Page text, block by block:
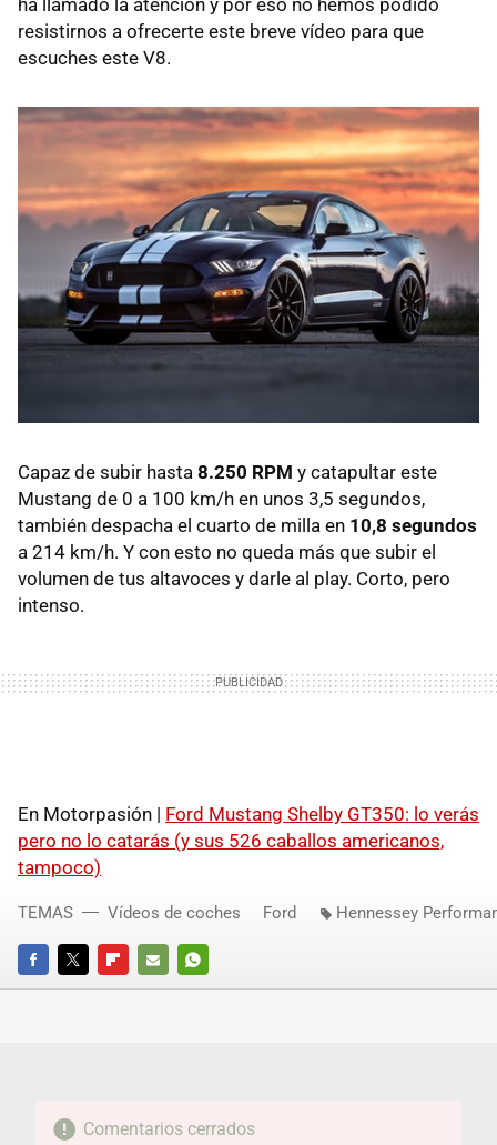
resistirnos a ofrecerte este breve vídeo para que
escuches este V8.
Capaz de subir hasta 8.250 RPM y catapultar este
Mustang de 0 a 100 km/h en unos 3,5 segundos,
también despacha el cuarto de milla en 10,8 segundos
a 214 km/h. Y con esto no queda más que subir el
volumen de tus altavoces y darle al play. Corto, pero
intenso.
En Motorpasión | Ford Mustang Shelby GT350: lo verás
pero no lo catarás (y sus 526 caballos americanos,
tampoco)
FACEBOOKTWITTERFLIPBOARD
E-
WHATSAPP
TEMAS Vídeos de coches Ford Hennessey
Comentarios cerrados